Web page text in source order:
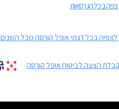
צפה בכל הגרסאות
לצפיה בכל דגמי אופל קורסה מכל השנים
הצעה לביטוח אופל קורסה